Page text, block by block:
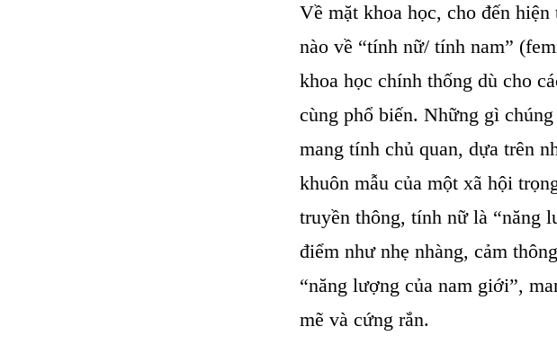
Về mặt khoa học, cho đến
nào về “tính nữ/ tính nam”
khoa học chính thống dù cho
cùng phổ biến. Những gì
mang tính chủ quan, dựa trên
khuôn mẫu của một xã hội
truyền thông, tính nữ là “năng
điểm như nhẹ nhàng, cảm
“năng lượng của nam giới”,
mẽ và cứng rắn.